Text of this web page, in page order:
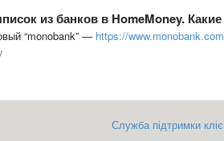
из банков в HomeMoney.
“monobank” — https://
Служба підтримки